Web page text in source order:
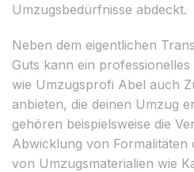
Umzugsbedürfnisse abdeckt.
Neben dem eigentlichen
Guts kann ein professionelles
wie Umzugsprofi Abel auch
anbieten, die deinen Umzug
gehören beispielsweise die
Abwicklung von Formalitäten
von Umzugsmaterialien wie